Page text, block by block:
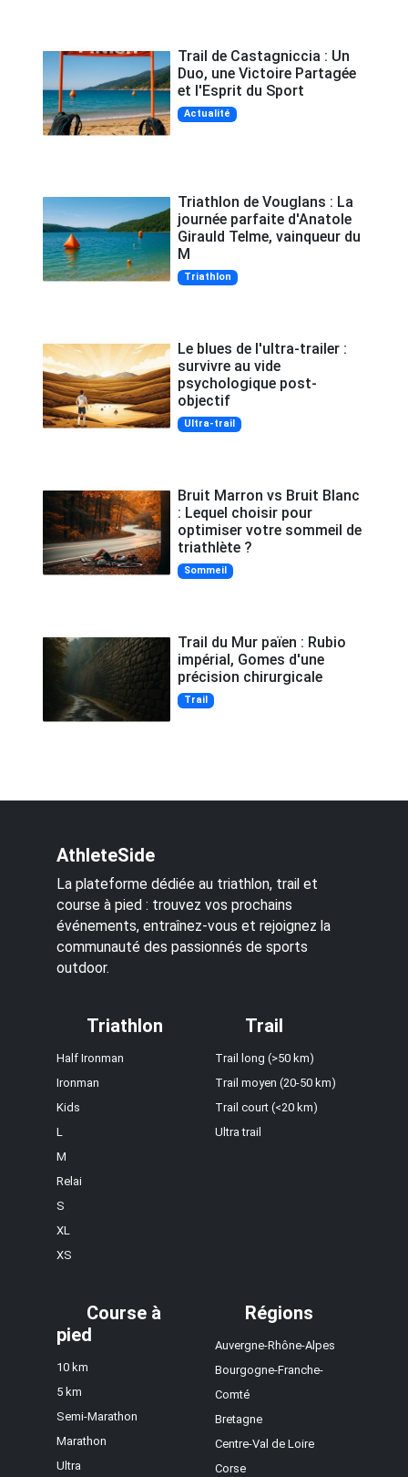
Trail de Castagniccia : Un
Duo, une Victoire Partagée
et l'Esprit du Sport
Actualité
Triathlon de Vouglans : La
journée parfaite d'Anatole
Girauld Telme, vainqueur du
M
Triathlon
Le blues de l'ultra-trailer :
survivre au vide
psychologique post-
objectif
Ultra-trail
Bruit Marron vs Bruit Blanc
: Lequel choisir pour
optimiser votre sommeil de
triathlète ?
Sommeil
Trail du Mur païen : Rubio
impérial, Gomes d'une
précision chirurgicale
Trail
AthleteSide
La plateforme dédiée au triathlon, trail et
course à pied : trouvez vos prochains
événements, entraînez-vous et rejoignez la
communauté des passionnés de sports
outdoor.
Triathlon
Half Ironman
Ironman
Kids
L
M
Relai
S
XL
XS
Trail
Trail long (>50 km)
Trail moyen (20-50 km)
Trail court (<20 km)
Ultra trail
Course à
pied
10 km
5 km
Semi-Marathon
Marathon
Ultra
Régions
Auvergne-Rhône-Alpes
Bourgogne-Franche-
Comté
Bretagne
Centre-Val de Loire
Corse